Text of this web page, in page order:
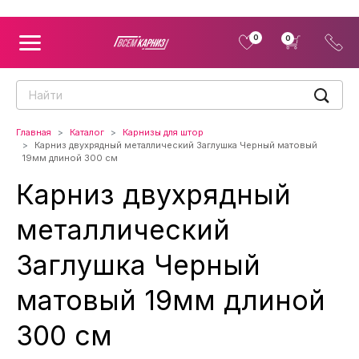
0 0
Главная Каталог
Карнизы для штор
Карниз двухрядный металлический Заглушка Черный матовый
19мм длиной 300 см
Карниз двухрядный
металлический
Заглушка Черный
матовый 19мм длиной
300 см